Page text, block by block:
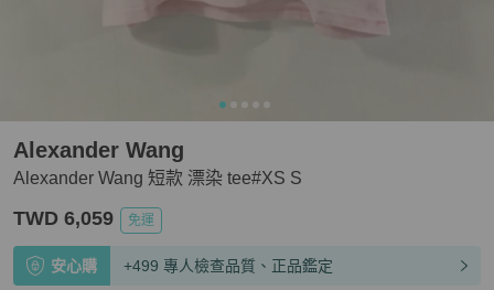
Alexander Wang 短款 漂染 tee#XS S
Alexander Wang
TWD 6,059 免運
安心購 +499 專人檢查品質、正品鑑定